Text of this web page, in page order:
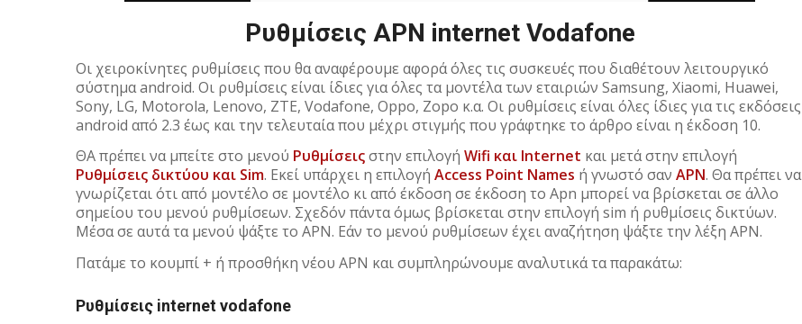
Ρυθμίσεις APN internet Vodafone
Οι χειροκίνητες ρυθμίσεις που θα αναφέρουμε αφορά όλες τις συσκευές που διαθέτουν λειτουργικό
σύστημα android. Οι ρυθμίσεις είναι ίδιες για όλες τα μοντέλα των εταιριών Samsung, Xiaomi, Huawei,
Sony, LG, Motorola, Lenovo, ZTE, Vodafone, Oppo, Zopo κ.α. Οι ρυθμίσεις είναι όλες ίδιες για τις εκδόσεις
android από 2.3 έως και την τελευταία που μέχρι στιγμής που γράφτηκε το άρθρο είναι η έκδοση 10.
ΘΑ πρέπει να μπείτε στο μενού Ρυθμίσειςστην επιλογή Wifi και Internet και μετά στην επιλογή
Ρυθμίσεις δικτύου και Sim. Εκεί υπάρχει η επιλογή Access Point Names ή γνωστό σαν APN. Θα πρέπει να
γνωρίζεται ότι από μοντέλο σε μοντέλο κι από έκδοση σε έκδοση το Apn μπορεί να βρίσκεται σε άλλο
σημείου του μενού ρυθμίσεων. Σχεδόν πάντα όμως βρίσκεται στην επιλογή sim ή ρυθμίσεις δικτύων.
Μέσα σε αυτά τα μενού ψάξτε το APN. Εάν το μενού ρυθμίσεων έχει αναζήτηση ψάξτε την λέξη APN.
Πατάμε το κουμπί + ή προσθήκη νέου APN και συμπληρώνουμε αναλυτικά τα παρακάτω:
Ρυθμίσεις internet vodafone